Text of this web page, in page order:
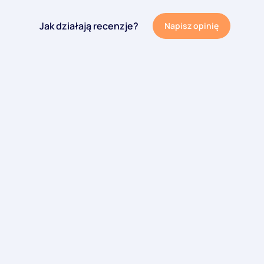
Jak działają recenzje? Napisz opinię